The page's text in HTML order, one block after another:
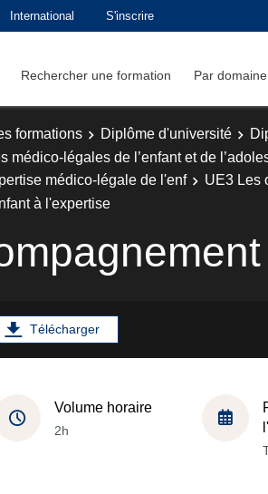
International S'inscrire
Rechercher une formation Par domaine
formations Diplôme d'université
médico-légales de l’enfant et de
médico-légale de l'enf
UE3 Les
à l'expertise
Télécharger
Volume horaire
2h